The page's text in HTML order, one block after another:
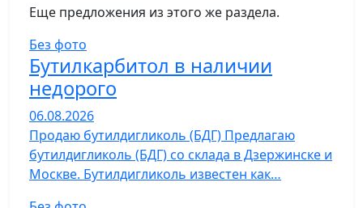
Еще предложения из этого же раздела.
Без фото
Бутилкарбитол в наличии
недорого
06.08.2026
Продаю бутилдигликоль (БДГ) Предлагаю
бутилдигликоль (БДГ) со склада в Дзержинске и
Москве. Бутилдигликоль известен как…